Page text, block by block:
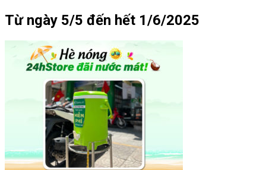
Từ ngày 5/5 đến hết 1/6/2025